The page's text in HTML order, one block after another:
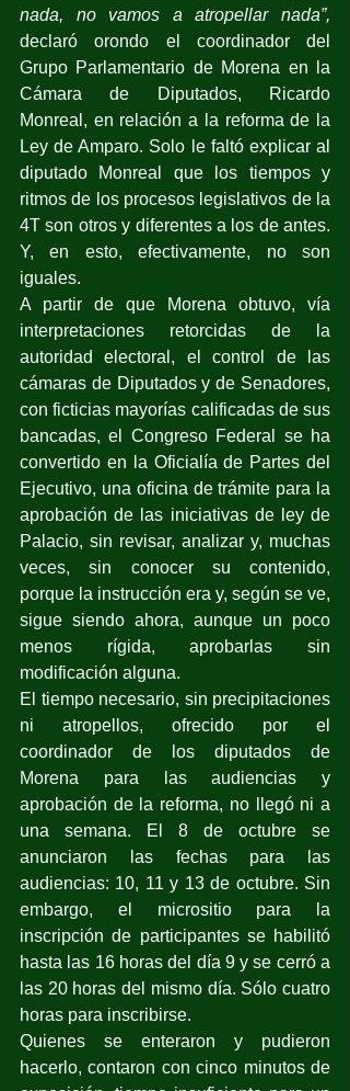
declaró orondo el coordinador del
Grupo Parlamentario de Morena en la
Cámara de Diputados, Ricardo
Monreal, en relación a la reforma de la
Ley de Amparo. Solo le faltó explicar al
diputado Monreal que los tiempos y
ritmos de los procesos legislativos de la
4T son otros y diferentes a los de antes.
Y, en esto, efectivamente, no son
iguales.
A partir de que Morena obtuvo, vía
interpretaciones retorcidas de la
autoridad electoral, el control de las
cámaras de Diputados y de Senadores,
con ficticias mayorías calificadas de sus
bancadas, el Congreso Federal se ha
convertido en la Oficialía de Partes del
Ejecutivo, una oficina de trámite para la
aprobación de las iniciativas de ley de
Palacio, sin revisar, analizar y, muchas
veces, sin conocer su contenido,
porque la instrucción era y, según se ve,
sigue siendo ahora, aunque un poco
menos rígida, aprobarlas sin
modificación alguna.
El tiempo necesario, sin precipitaciones
ni atropellos, ofrecido por el
coordinador de los diputados de
Morena para las audiencias y
aprobación de la reforma, no llegó ni a
una semana. El 8 de octubre se
anunciaron las fechas para las
audiencias: 10, 11 y 13 de octubre. Sin
embargo, el micrositio para la
inscripción de participantes se habilitó
hasta las 16 horas del día 9 y se cerró a
las 20 horas del mismo día. Sólo cuatro
horas para inscribirse.
Quienes se enteraron y pudieron
hacerlo, contaron con cinco minutos de